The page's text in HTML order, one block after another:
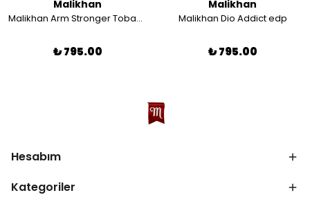
Malikhan
Malikhan Arm Stronger Tobacco
₺ 795.00
Malikhan
Malikhan Dio Addict edp
₺ 795.00
Hesabım
Kategoriler